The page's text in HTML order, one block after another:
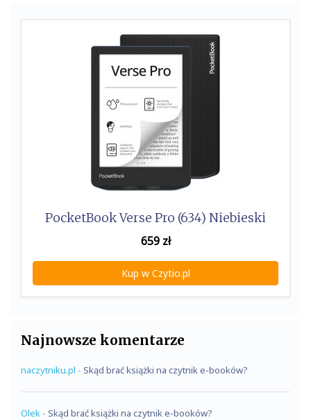
PocketBook Verse Pro (634) Niebieski
659zł
Kup w Czytio.pl
Najnowsze komentarze
naczytniku.pl - Skąd brać książki na czytnik e-booków?
Olek - Skąd brać książki na czytnik e-booków?